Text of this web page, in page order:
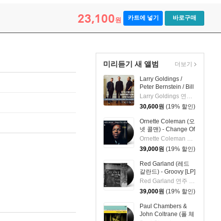
23,100원 카트에 넣기 바로구매
미리듣기 새 앨범
Larry Goldings /
Peter Bernstein / Bill
Stewart (래리 골딩스
/ 피터 번스타인 / 빌
스튜어트) - Rhombus
Larry Goldings 연주 외 2명
30,600원 (19% 할인)
Ornette Coleman (오
넷 콜맨) - Change Of
The Century [LP] Ornette Coleman 연주
39,000원 (19% 할인)
Red Garland (레드
갈란드) - Groovy [LP]
Red Garland 연주 외 2명
39,000원 (19% 할인)
Paul Chambers &
John Coltrane (폴 체
더보기